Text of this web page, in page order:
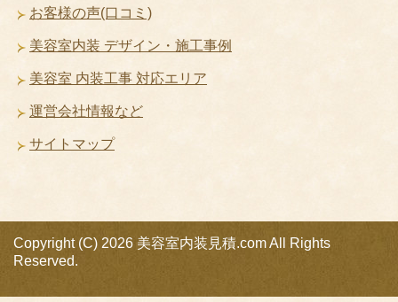
お客様の声(口コミ)
美容室内装 デザイン・施工事例
美容室 内装工事 対応エリア
運営会社情報など
サイトマップ
Copyright (C) 2026 美容室内装見積.comAll Rights
Reserved.